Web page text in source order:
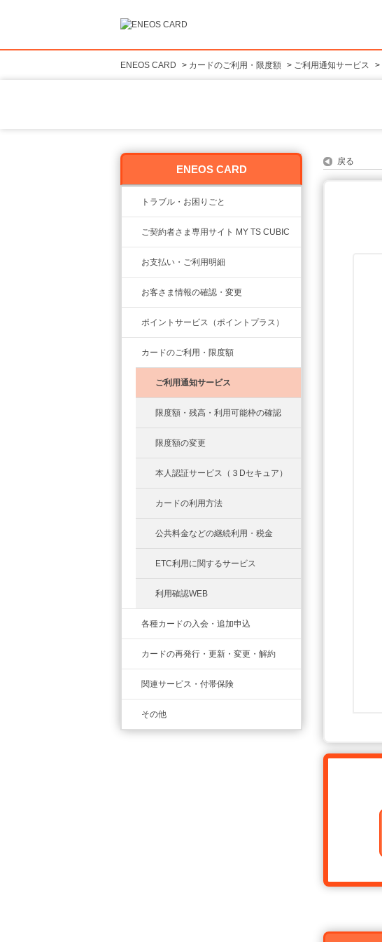
ENEOS CARD > カードのご利用・限度額 > ご利用通知サービス >
ENEOS CARD
トラブル・お困りごと
ご契約者さま専用サイト MY TS CUBIC
お支払い・ご利用明細
お客さま情報の確認・変更
ポイントサービス（ポイントプラス）
カードのご利用・限度額
ご利用通知サービス
限度額・残高・利用可能枠の確認
限度額の変更
本人認証サービス（３Dセキュア）
カードの利用方法
公共料金などの継続利用・税金
ETC利用に関するサービス
利用確認WEB
各種カードの入会・追加申込
カードの再発行・更新・変更・解約
関連サービス・付帯保険
その他
戻る